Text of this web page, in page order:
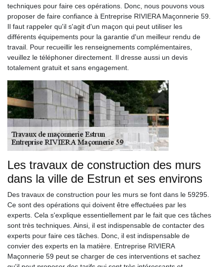
techniques pour faire ces opérations. Donc, nous pouvons vous
proposer de faire confiance à Entreprise RIVIERA Maçonnerie 59.
Il faut rappeler qu'il s'agit d'un maçon qui peut utiliser les
différents équipements pour la garantie d'un meilleur rendu de
travail. Pour recueillir les renseignements complémentaires,
veuillez le téléphoner directement. Il dresse aussi un devis
totalement gratuit et sans engagement.
Les travaux de construction des murs
dans la ville de Estrun et ses environs
Des travaux de construction pour les murs se font dans le 59295.
Ce sont des opérations qui doivent être effectuées par les
experts. Cela s'explique essentiellement par le fait que ces tâches
sont très techniques. Ainsi, il est indispensable de contacter des
experts pour faire ces tâches. Donc, il est indispensable de
convier des experts en la matière. Entreprise RIVIERA
Maçonnerie 59 peut se charger de ces interventions et sachez